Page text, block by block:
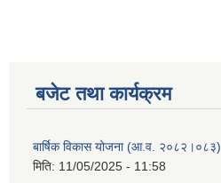
बजेट तथा कार्यक्रम
बार्षिक विकास योजना (आ.व. २०८२।०८३)
मिति: 11/05/2025 - 11:58